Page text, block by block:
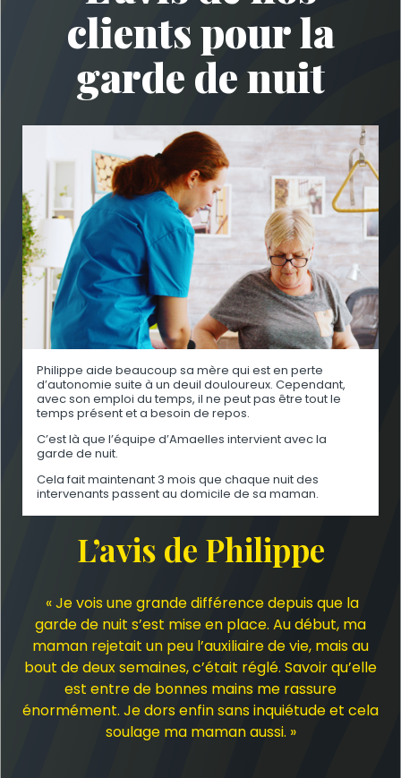
clients pour la
garde de nuit
Philippe aide beaucoup sa mère qui est en perte
d’autonomie suite à un deuil douloureux. Cependant,
avec son emploi du temps, il ne peut pas être tout le
temps présent et a besoin de repos.
C’est là que l’équipe d’Amaelles intervient avec la
garde de nuit.
Cela fait maintenant 3 mois que chaque nuit des
intervenants passent au domicile de sa maman.
L’avis de Philippe
« Je vois une grande différence depuis que la
garde de nuit s’est mise en place. Au début, ma
maman rejetait un peu l’auxiliaire de vie, mais au
bout de deux semaines, c’était réglé. Savoir qu’elle
est entre de bonnes mains me rassure
énormément. Je dors enfin sans inquiétude et cela
soulage ma maman aussi. »